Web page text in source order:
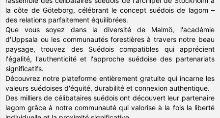
la côte de Göteborg, célébrant le concept suédois de lagom –
des relations parfaitement équilibrées.
Que vous soyez dans la diversité de Malmö, l'académie
d'Uppsala ou les communautés forestières à travers notre beau
paysage, trouvez des Suédois compatibles qui apprécient
l'égalité, l'authenticité et l'approche suédoise des partenariats
significatifs.
Découvrez notre plateforme entièrement gratuite qui incarne les
valeurs suédoises d'équité, durabilité et connexion authentique.
Des milliers de célibataires suédois ont découvert leur partenaire
lagom grâce à notre communauté qui valorise à la fois la liberté